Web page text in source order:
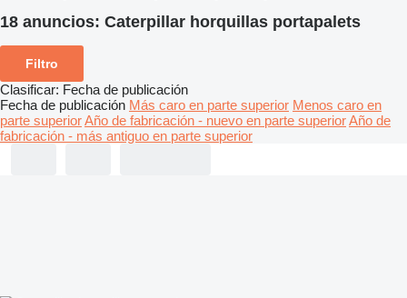
18 anuncios: Caterpillar horquillas portapalets
Filtro
Clasificar: Fecha de publicación
Fecha de publicación Más caro en parte superior Menos caro en
parte superiorAño de fabricación - nuevo en parte superiorAño de
fabricación - más antiguo en parte superior